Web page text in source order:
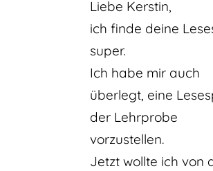
Liebe Kerstin,
ich finde deine
super.
Ich habe mir auch
überlegt, eine
der Lehrprobe
vorzustellen.
Jetzt wollte ich von